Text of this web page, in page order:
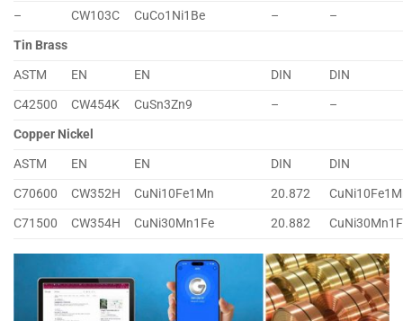
–
CW103C CuCo1Ni1Be –
–
Tin Brass
ASTM
EN EN DIN
DIN
C42500
CW454K CuSn3Zn9 –
–
Copper Nickel
ASTM
EN EN DIN
DIN
C70600
CW352H CuNi10Fe1Mn 20.872
C71500
CW354H CuNi30Mn1Fe 20.882